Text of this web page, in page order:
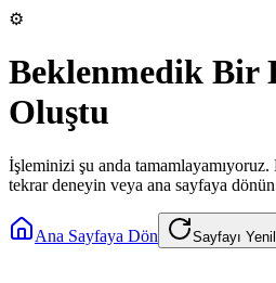
⚙️
Beklenmedik Bir
Oluştu
İşleminizi şu anda
tekrar deneyin veya ana sayfaya
Ana Sayfaya Dön Sayfayı